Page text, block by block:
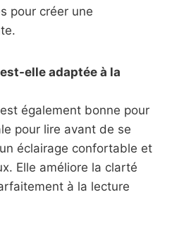
pour créer une
elle adaptée à la
également bonne pour
pour lire avant de se
éclairage confortable et
Elle améliore la clarté
à la lecture